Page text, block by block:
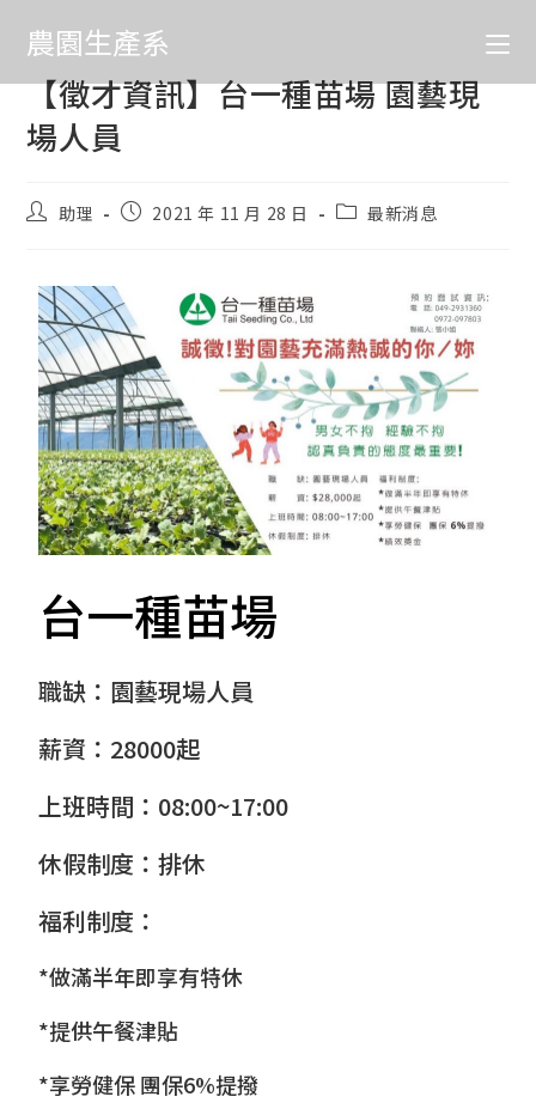
農園生產系
【徵才資訊】台一種苗場 園藝現
場人員
助理 2021 年 11 月 28 日 最新消息
台一種苗場
職缺：園藝現場人員
薪資：28000起
上班時間：08:00~17:00
休假制度：排休
福利制度：
*做滿半年即享有特休
*提供午餐津貼
*享勞健保 團保6%提撥